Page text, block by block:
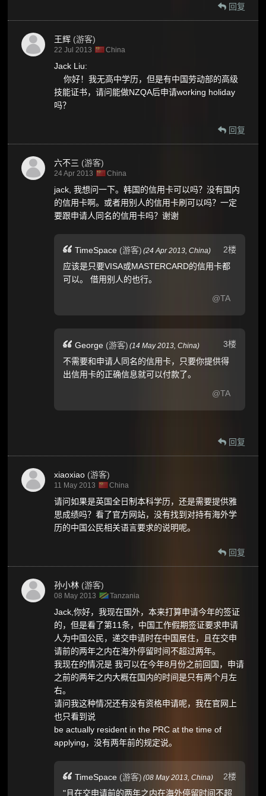
回复
王辉 (游客)
22 Jul 2013 China
Jack Liu:
你好！我无高中学历，但是有中国劳动部的高级
技能证书，请问能做NZQA后申请working holiday
吗？
回复
六不三 (游客)
24 Apr 2013 China
jack, 我想问一下。韩国的信用卡可以吗？没有国内
的信用卡啊。或者用别人的信用卡刷可以吗？一定
要跟申请人同名的信用卡吗？谢谢
2楼
TimeSpace (游客) (24 Apr 2013,China)
应该是只要VISA或MASTERCARD的信用卡都
可以。 借用别人的也行。
@TA
3楼
George (游客) (14 May 2013,China)
不需要和申请人同名的信用卡，只要你提供得
出信用卡的正确信息就可以付款了。
@TA
回复
xiaoxiao (游客)
11 May 2013 China
请问如果是英国全日制本科学历，还是需要提供雅
思成绩吗？看了官方网站，没有找到对持有海外学
历的中国公民相关语言要求的说明呢。
回复
孙小林 (游客)
08 May 2013 Tanzania
Jack,你好，我现在国外，本来打算申请今年的签证
的，但是看了第11条，中国工作假期签证要求申请
人为中国公民，递交申请时在中国居住，且在交申
请前的两年之内在海外停留时间不超过两年。
我现在的情况是 我可以在今年8月份之前回国，申请
之前的两年之内大概在国内的时间是只有两个月左
右。
请问我这种情况还有没有资格申请呢，我在官网上
也只看到说
be actually resident in the PRC at the time of
applying，没有两年前的规定说。
2楼
TimeSpace (游客) (08 May 2013,China)
"且在交申请前的两年之内在海外停留时间不超